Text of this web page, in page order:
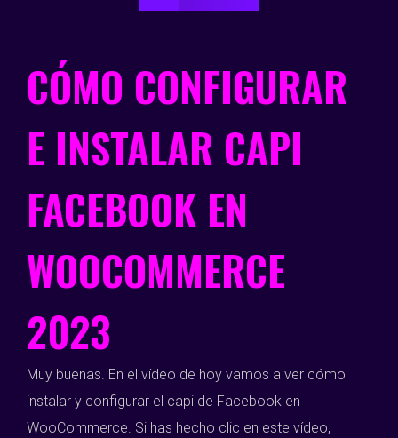
CÓMO CONFIGURAR
E INSTALAR CAPI
FACEBOOK EN
WOOCOMMERCE
2023
Muy buenas. En el vídeo de hoy vamos a ver cómo
instalar y configurar el capi de Facebook en
WooCommerce. Si has hecho clic en este vídeo,